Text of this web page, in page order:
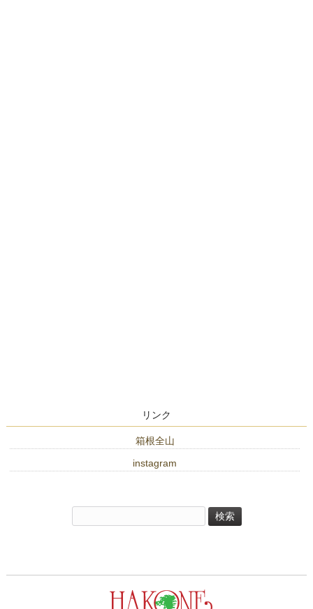
リンク
箱根全山
instagram
索: